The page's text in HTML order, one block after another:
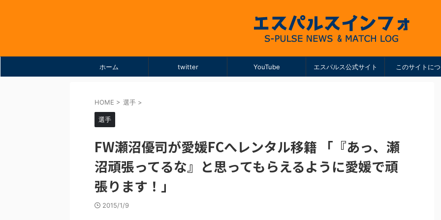
ホーム twitter YouTube エスパルス公式サイト このサイトに
HOME > 選手 >
選手
FW瀬沼優司が愛媛FCへレンタル移籍 「『あっ、瀬
沼頑張ってるな』と思ってもらえるように愛媛で頑
張ります！」
2015/1/9